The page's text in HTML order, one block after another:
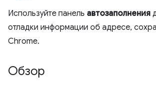
Используйте панель автозаполнения
отладки информации об адресе,
Chrome.
Обзор